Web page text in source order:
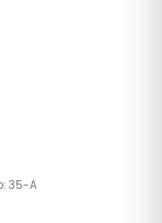
35-A